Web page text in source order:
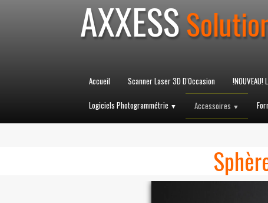
AXXESS
Accueil Scanner Laser 3D D'Occasion
Logiciels Photogrammétrie ▼ Accessoires ▼